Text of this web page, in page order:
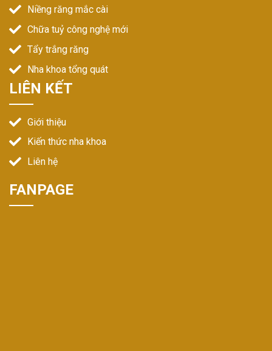
Niềng răng mắc cài
Chữa tuỷ công nghệ mới
Tẩy trắng răng
Nha khoa tổng quát
LIÊN KẾT
Giới thiệu
Kiến thức nha khoa
Liên hệ
FANPAGE